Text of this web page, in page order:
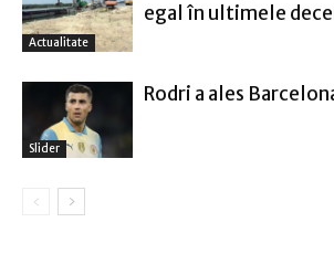
Actualitate
egal în ultimele
Slider
Rodri a ales